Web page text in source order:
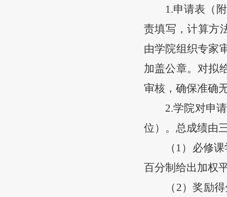
1.申请表（
责填写，计算方
由学院组织专家
加盖公章。对拟
审核，确保准确
2.学院对申
位）。总成绩由
（ 1） 必修课
百分制给出加权
（ 2）奖励